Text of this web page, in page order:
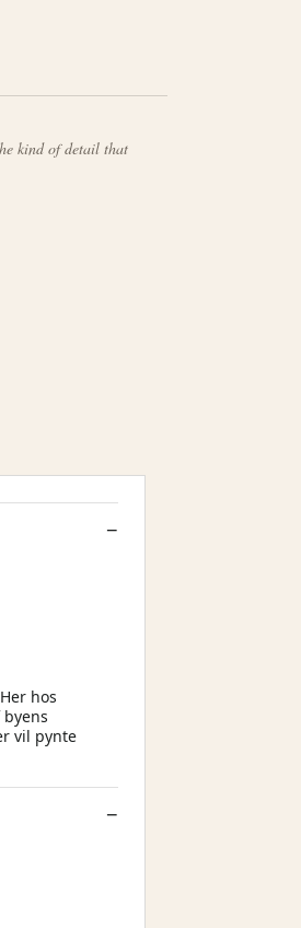
kind of detail that
hos
vil pynte